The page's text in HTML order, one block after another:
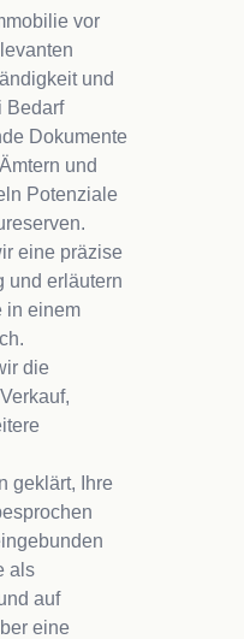
vor
und
Bedarf
Dokumente
und
Potenziale
eine präzise
und erläutern
in einem
die
geklärt, Ihre
als
auf
eine